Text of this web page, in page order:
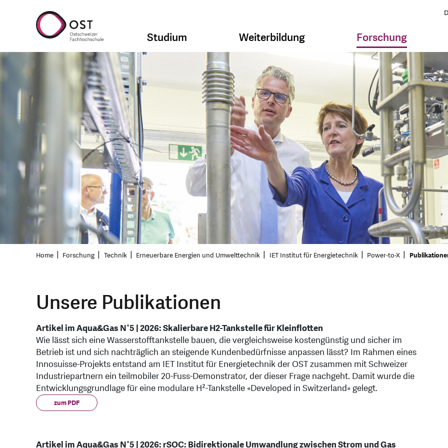
Studium Weiterbildung Forschung
Home Forschung Technik Erneuerbare Energien und Umwelttechnik IET Institut für Energietechnik Power-to-X
Unsere Publikationen
Artikel im Aqua&Gas N°5 | 2026: Skalierbare H2-Tankstelle für Kleinflotten
Wie lässt sich eine Wasserstofftankstelle bauen, die vergleichsweise kostengünstig und sicher im
Betrieb ist und sich nachträglich an steigende Kundenbedürfnisse anpassen lässt? Im Rahmen eines
Innosuisse-Projekts entstand am IET Institut für Energietechnik der OST zusammen mit Schweizer
Industriepartnern ein teilmobiler 20-Fuss-Demonstrator, der dieser Frage nachgeht. Damit wurde die
Entwicklungsgrundlage für eine modulare H²-Tankstelle «Developed in Switzerland» gelegt.
zum PDF
Artikel im Aqua&Gas N°5 | 2026: rSOC: Bidirektionale Umwandlung zwischen Strom und Gas